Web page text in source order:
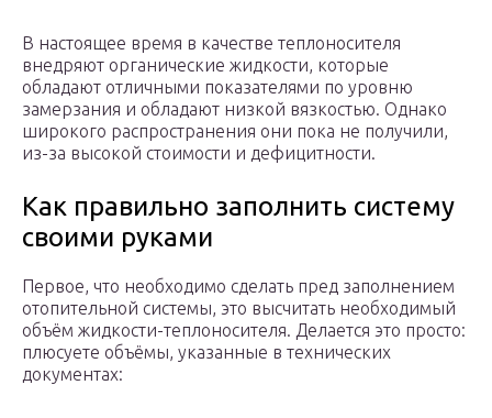
В настоящее время в качестве теплоносителя
внедряют органические жидкости, которые
обладают отличными показателями по уровню
замерзания и обладают низкой вязкостью. Однако
широкого распространения они пока не получили,
из-за высокой стоимости и дефицитности.
Как правильно заполнить систему
своими руками
Первое, что необходимо сделать пред заполнением
отопительной системы, это высчитать необходимый
объём жидкости-теплоносителя. Делается это просто:
плюсуете объёмы, указанные в технических
документах: